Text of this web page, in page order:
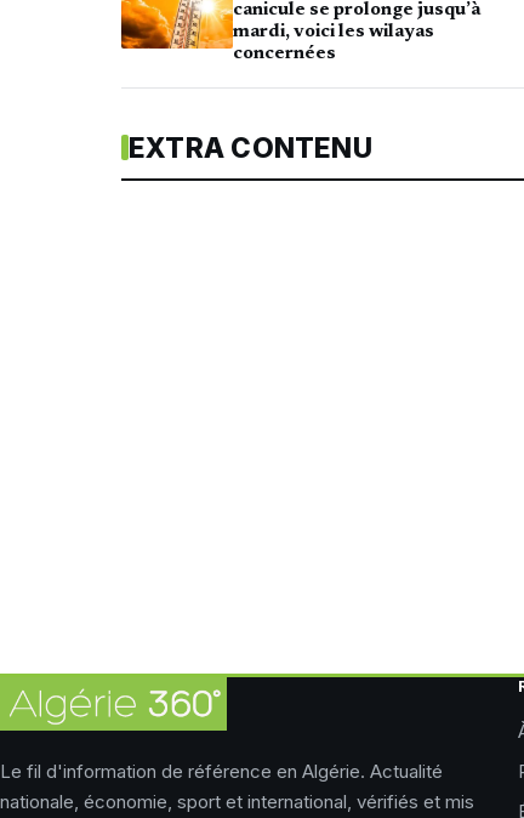
canicule se prolonge jusqu’à
mardi, voici les wilayas
concernées
EXTRA CONTENU
Le fil d'information de référence en Algérie. Actualité
nationale, économie, sport et international, vérifiés et mis